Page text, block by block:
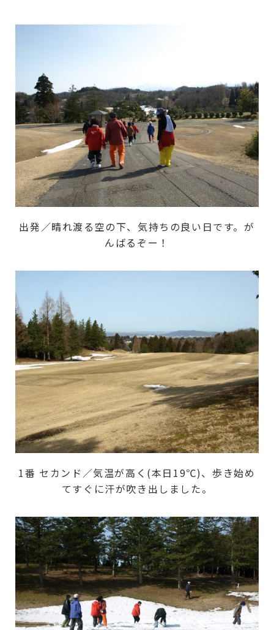
出発／晴れ渡る空の下、気持ちの良い日です。が
んばるぞー！
1番 セカンド／気温が高く(本日19℃)、歩き始め
てすぐに汗が吹き出しました。